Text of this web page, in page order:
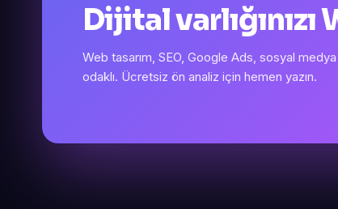
Dijital varlığınızı
Web tasarım, SEO, Google Ads, sosyal
odaklı. Ücretsiz ön analiz için hemen yazın.